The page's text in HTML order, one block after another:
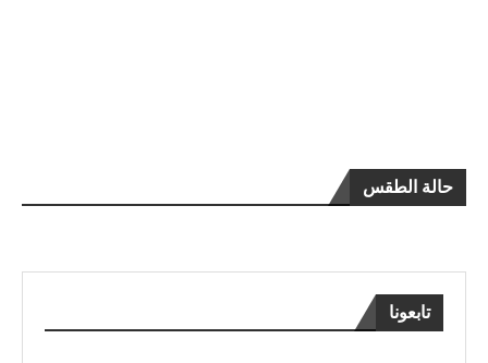
حالة الطقس
تابعونا